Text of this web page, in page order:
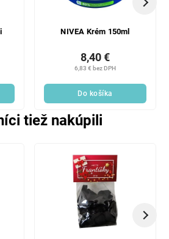
NIVEA Krém 150ml
6,83 € bez DPH
8,40 €
Do košíka
tiež nakúpili